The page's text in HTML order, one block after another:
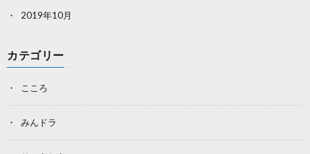
2019年10月
カテゴリー
こころ
みんドラ